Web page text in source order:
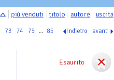
più venduti titolo autore uscita
73 74 75 ... 85 indietro avanti
Esaurito